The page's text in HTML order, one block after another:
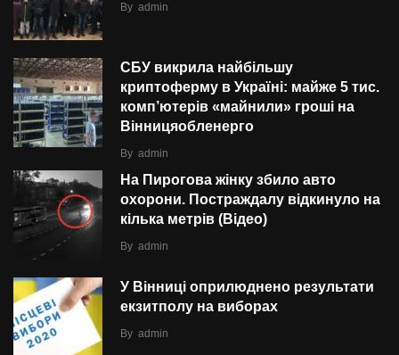
By admin
СБУ викрила найбільшу
криптоферму в Україні: майже 5 тис.
комп’ютерів «майнили» гроші на
Вінницяобленерго
By admin
На Пирогова жінку збило авто
охорони. Постраждалу відкинуло на
кілька метрів (Відео)
By admin
У Вінниці оприлюднено результати
екзитполу на виборах
By admin